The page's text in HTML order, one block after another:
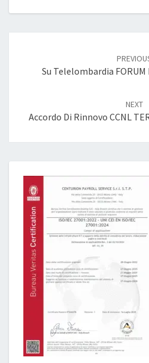
Su Telelombardia FORUM
NEXT
Accordo Di Rinnovo CCNL